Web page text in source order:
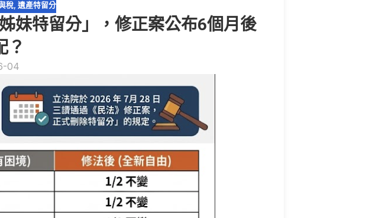
稅, 遺產特留分
妹特留分」，修正案公布6個月後
？
04